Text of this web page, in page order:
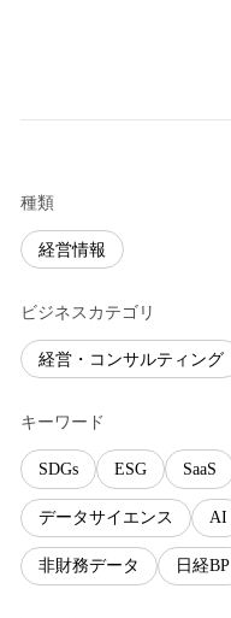
種類
経営情報
ビジネスカテゴリ
経営・コンサルティング
キーワード
SDGs ESG SaaS
データサイエンス AI
非財務データ 日経BP